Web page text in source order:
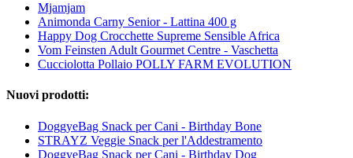
Mjamjam
Animonda Carny Senior - Lattina 400 g
Happy Dog Crocchette Supreme Sensible Africa
Vom Feinsten Adult Gourmet Centre - Vaschetta
Cucciolotta Pollaio POLLY FARM EVOLUTION
Nuovi prodotti:
DoggyeBag Snack per Cani - Birthday Bone
STRAYZ Veggie Snack per l'Addestramento
DoggyeBag Snack per Cani - Birthday Dog